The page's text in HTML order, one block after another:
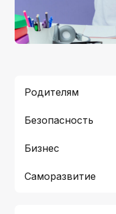
Родителям
Безопасность
Бизнес
Саморазвитие